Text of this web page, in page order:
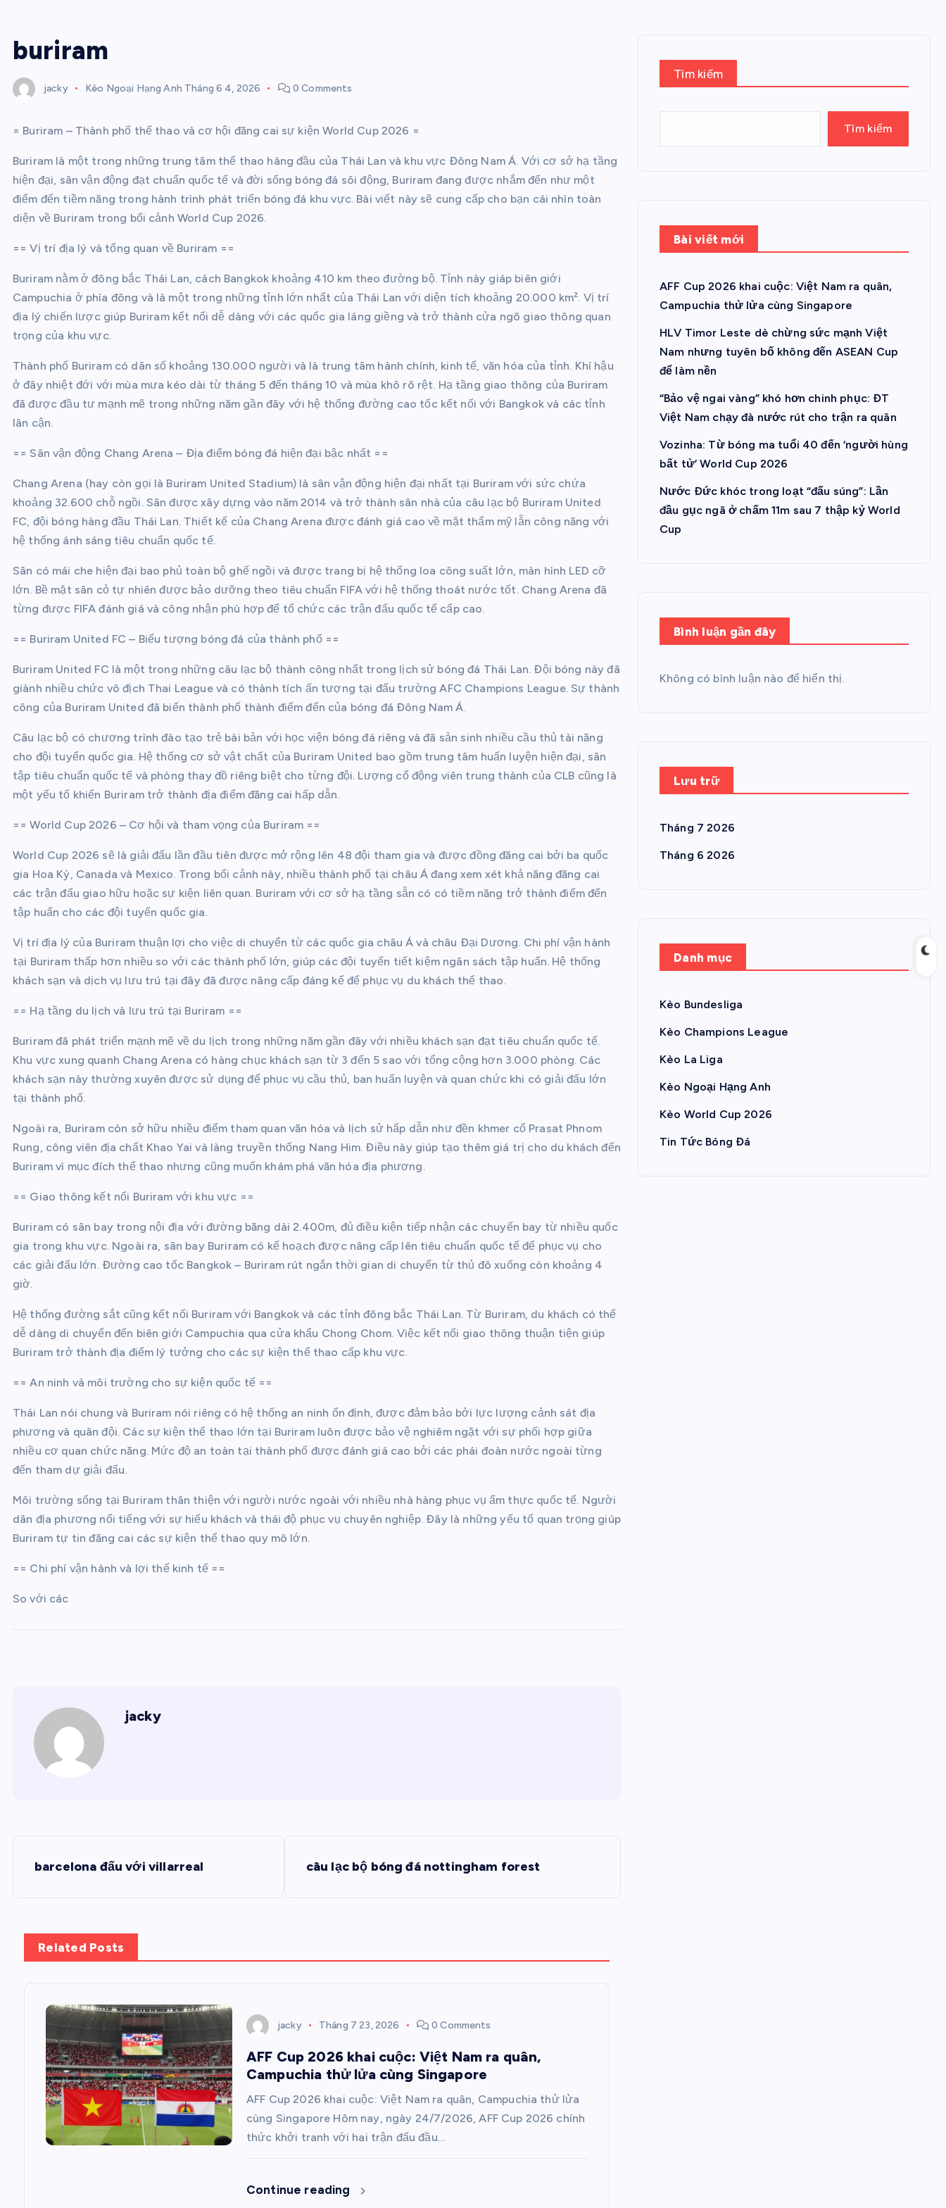
buriram
jacky Kèo Ngoại Hạng Anh Tháng 6 4, 2026 0 Comments
= Buriram – Thành phố thể thao và cơ hội đăng cai sự kiện World Cup 2026 =
Buriram là một trong những trung tâm thể thao hàng đầu của Thái Lan và khu vực Đông Nam Á. Với cơ sở hạ tầng
hiện đại, sân vận động đạt chuẩn quốc tế và đời sống bóng đá sôi động, Buriram đang được nhắm đến như một
điểm đến tiềm năng trong hành trình phát triển bóng đá khu vực. Bài viết này sẽ cung cấp cho bạn cái nhìn toàn
diện về Buriram trong bối cảnh World Cup 2026.
== Vị trí địa lý và tổng quan về Buriram ==
Buriram nằm ở đông bắc Thái Lan, cách Bangkok khoảng 410 km theo đường bộ. Tỉnh này giáp biên giới
Campuchia ở phía đông và là một trong những tỉnh lớn nhất của Thái Lan với diện tích khoảng 20.000 km². Vị trí
địa lý chiến lược giúp Buriram kết nối dễ dàng với các quốc gia láng giềng và trở thành cửa ngõ giao thông quan
trọng của khu vực.
Thành phố Buriram có dân số khoảng 130.000 người và là trung tâm hành chính, kinh tế, văn hóa của tỉnh. Khí hậu
ở đây nhiệt đới với mùa mưa kéo dài từ tháng 5 đến tháng 10 và mùa khô rõ rệt. Hạ tầng giao thông của Buriram
đã được đầu tư mạnh mẽ trong những năm gần đây với hệ thống đường cao tốc kết nối với Bangkok và các tỉnh
lân cận.
== Sân vận động Chang Arena – Địa điểm bóng đá hiện đại bậc nhất ==
Chang Arena (hay còn gọi là Buriram United Stadium) là sân vận động hiện đại nhất tại Buriram với sức chứa
khoảng 32.600 chỗ ngồi. Sân được xây dựng vào năm 2014 và trở thành sân nhà của câu lạc bộ Buriram United
FC, đội bóng hàng đầu Thái Lan. Thiết kế của Chang Arena được đánh giá cao về mặt thẩm mỹ lẫn công năng với
hệ thống ánh sáng tiêu chuẩn quốc tế.
Sân có mái che hiện đại bao phủ toàn bộ ghế ngồi và được trang bị hệ thống loa công suất lớn, màn hình LED cỡ
lớn. Bề mặt sân cỏ tự nhiên được bảo dưỡng theo tiêu chuẩn FIFA với hệ thống thoát nước tốt. Chang Arena đã
từng được FIFA đánh giá và công nhận phù hợp để tổ chức các trận đấu quốc tế cấp cao.
== Buriram United FC – Biểu tượng bóng đá của thành phố ==
Buriram United FC là một trong những câu lạc bộ thành công nhất trong lịch sử bóng đá Thái Lan. Đội bóng này đã
giành nhiều chức vô địch Thai League và có thành tích ấn tượng tại đấu trường AFC Champions League. Sự thành
công của Buriram United đã biến thành phố thành điểm đến của bóng đá Đông Nam Á.
Câu lạc bộ có chương trình đào tạo trẻ bài bản với học viện bóng đá riêng và đã sản sinh nhiều cầu thủ tài năng
cho đội tuyển quốc gia. Hệ thống cơ sở vật chất của Buriram United bao gồm trung tâm huấn luyện hiện đại, sân
tập tiêu chuẩn quốc tế và phòng thay đồ riêng biệt cho từng đội. Lượng cổ động viên trung thành của CLB cũng là
một yếu tố khiến Buriram trở thành địa điểm đăng cai hấp dẫn.
== World Cup 2026 – Cơ hội và tham vọng của Buriram ==
World Cup 2026 sẽ là giải đấu lần đầu tiên được mở rộng lên 48 đội tham gia và được đồng đăng cai bởi ba quốc
gia Hoa Kỳ, Canada và Mexico. Trong bối cảnh này, nhiều thành phố tại châu Á đang xem xét khả năng đăng cai
các trận đấu giao hữu hoặc sự kiện liên quan. Buriram với cơ sở hạ tầng sẵn có có tiềm năng trở thành điểm đến
tập huấn cho các đội tuyển quốc gia.
Vị trí địa lý của Buriram thuận lợi cho việc di chuyển từ các quốc gia châu Á và châu Đại Dương. Chi phí vận hành
tại Buriram thấp hơn nhiều so với các thành phố lớn, giúp các đội tuyển tiết kiệm ngân sách tập huấn. Hệ thống
khách sạn và dịch vụ lưu trú tại đây đã được nâng cấp đáng kể để phục vụ du khách thể thao.
== Hạ tầng du lịch và lưu trú tại Buriram ==
Buriram đã phát triển mạnh mẽ về du lịch trong những năm gần đây với nhiều khách sạn đạt tiêu chuẩn quốc tế.
Khu vực xung quanh Chang Arena có hàng chục khách sạn từ 3 đến 5 sao với tổng cộng hơn 3.000 phòng. Các
khách sạn này thường xuyên được sử dụng để phục vụ cầu thủ, ban huấn luyện và quan chức khi có giải đấu lớn
tại thành phố.
Ngoài ra, Buriram còn sở hữu nhiều điểm tham quan văn hóa và lịch sử hấp dẫn như đền khmer cổ Prasat Phnom
Rung, công viên địa chất Khao Yai và làng truyền thống Nang Him. Điều này giúp tạo thêm giá trị cho du khách đến
Buriram vì mục đích thể thao nhưng cũng muốn khám phá văn hóa địa phương.
== Giao thông kết nối Buriram với khu vực ==
Buriram có sân bay trong nội địa với đường băng dài 2.400m, đủ điều kiện tiếp nhận các chuyến bay từ nhiều quốc
gia trong khu vực. Ngoài ra, sân bay Buriram có kế hoạch được nâng cấp lên tiêu chuẩn quốc tế để phục vụ cho
các giải đấu lớn. Đường cao tốc Bangkok – Buriram rút ngắn thời gian di chuyển từ thủ đô xuống còn khoảng 4
giờ.
Hệ thống đường sắt cũng kết nối Buriram với Bangkok và các tỉnh đông bắc Thái Lan. Từ Buriram, du khách có thể
dễ dàng di chuyển đến biên giới Campuchia qua cửa khẩu Chong Chom. Việc kết nối giao thông thuận tiện giúp
Buriram trở thành địa điểm lý tưởng cho các sự kiện thể thao cấp khu vực.
== An ninh và môi trường cho sự kiện quốc tế ==
Thái Lan nói chung và Buriram nói riêng có hệ thống an ninh ổn định, được đảm bảo bởi lực lượng cảnh sát địa
phương và quân đội. Các sự kiện thể thao lớn tại Buriram luôn được bảo vệ nghiêm ngặt với sự phối hợp giữa
nhiều cơ quan chức năng. Mức độ an toàn tại thành phố được đánh giá cao bởi các phái đoàn nước ngoài từng
đến tham dự giải đấu.
Môi trường sống tại Buriram thân thiện với người nước ngoài với nhiều nhà hàng phục vụ ẩm thực quốc tế. Người
dân địa phương nổi tiếng với sự hiếu khách và thái độ phục vụ chuyên nghiệp. Đây là những yếu tố quan trọng giúp
Buriram tự tin đăng cai các sự kiện thể thao quy mô lớn.
== Chi phí vận hành và lợi thế kinh tế ==
So với các
jacky
Đ
ề
u
barcelona đấu với villarreal câu lạc bộ bóng đá nottingham forest
Related Posts
jacky Tháng 7 23, 2026 0 Comments
AFF Cup 2026 khai cuộc: Việt Nam ra quân,
Campuchia thử lửa cùng Singapore
AFF Cup 2026 khai cuộc: Việt Nam ra quân, Campuchia thử lửa
cùng Singapore Hôm nay, ngày 24/7/2026, AFF Cup 2026 chính
thức khởi tranh với hai trận đấu đầu…
Continue reading
Tìm kiếm
Tìm kiếm
Bài viết mới
AFF Cup 2026 khai cuộc: Việt Nam ra quân,
Campuchia thử lửa cùng Singapore
HLV Timor Leste dè chừng sức mạnh Việt
Nam nhưng tuyên bố không đến ASEAN Cup
để làm nền
“Bảo vệ ngai vàng” khó hơn chinh phục: ĐT
Việt Nam chạy đà nước rút cho trận ra quân
Vozinha: Từ bóng ma tuổi 40 đến ‘người hùng
bất tử’ World Cup 2026
Nước Đức khóc trong loạt “đấu súng”: Lần
đầu gục ngã ở chấm 11m sau 7 thập kỷ World
Cup
Bình luận gần đây
Không có bình luận nào để hiển thị.
Lưu trữ
Tháng 7 2026
Tháng 6 2026
Danh mục
Kèo Bundesliga
Kèo Champions League
Kèo La Liga
Kèo Ngoại Hạng Anh
Kèo World Cup 2026
Tin Tức Bóng Đá